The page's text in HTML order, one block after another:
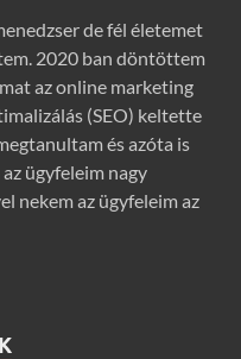
de fél életemet
2020 ban döntöttem
az online marketing
(SEO) keltette
és azóta is
ügyfeleim nagy
nekem az ügyfeleim az